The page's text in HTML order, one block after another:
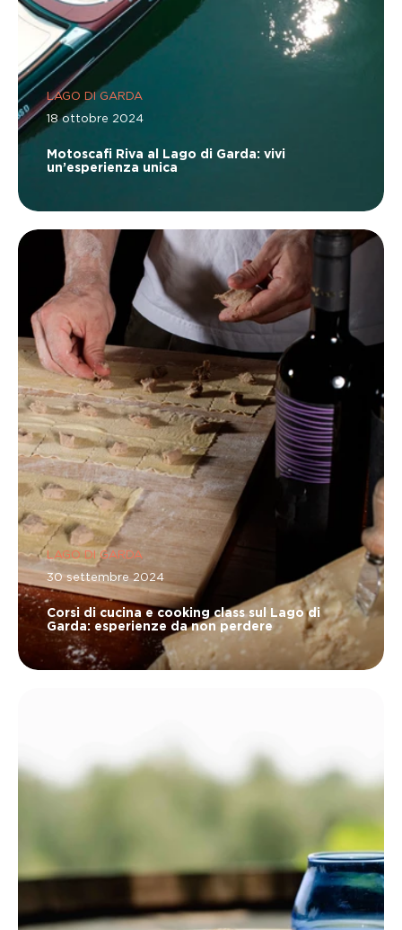
LAGO DI GARDA
18 ottobre 2024
Motoscafi Riva al Lago di Garda: vivi
un’esperienza unica
LAGO DI GARDA
30 settembre 2024
Corsi di cucina e cooking class sul Lago di
Garda: esperienze da non perdere